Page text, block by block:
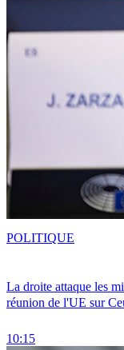
La droite attaque les
réunion de l'UE sur
10:15
POLITIQUE